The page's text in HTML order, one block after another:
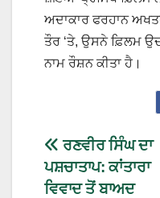
ਅਦਾਕਾਰ ਫਰਹਾਨ
ਤੌਰ ‘ਤੇ, ਉਸਨੇ ਫ਼ਿਲਮ
ਨਾਮ ਰੌਸ਼ਨ ਕੀਤਾ ਹੈ।
ਰਣਵੀਰ ਸਿੰਘ ਦਾ
ਪਸ਼ਚਾਤਾਪ: ਕਾਂਤਾਰਾ
ਵਿਵਾਦ ਤੋਂ ਬਾਅਦ